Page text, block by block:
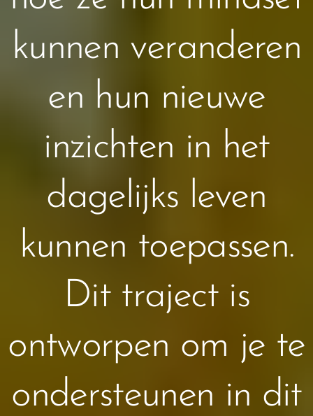
kunnen veranderen
en hun nieuwe
inzichten in het
dagelijks leven
kunnen toepassen.
Dit traject is
ontworpen om je te
ondersteunen in dit